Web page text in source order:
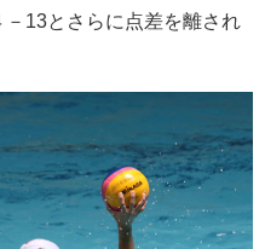
13とさらに点差を離され